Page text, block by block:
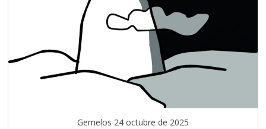
Gemelos 24 octubre de 2025